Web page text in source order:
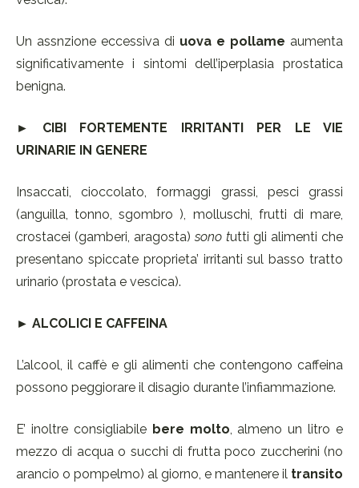
Un assnzione eccessiva di uova e pollame aumenta
significativamente i sintomi dell’iperplasia prostatica
benigna.
► CIBI FORTEMENTE IRRITANTI PER LE VIE
URINARIE IN GENERE
Insaccati, cioccolato, formaggi grassi, pesci grassi
(anguilla, tonno, sgombro ), molluschi, frutti di mare,
crostacei (gamberi, aragosta) sono tutti gli alimenti che
presentano spiccate proprieta’ irritanti sul basso tratto
urinario (prostata e vescica).
► ALCOLICI E CAFFEINA
L’alcool, il caffè e gli alimenti che contengono caffeina
possono peggiorare il disagio durante l’infiammazione.
E’ inoltre consigliabile bere molto, almeno un litro e
mezzo di acqua o succhi di frutta poco zuccherini (no
arancio o pompelmo) al giorno, e mantenere il transito